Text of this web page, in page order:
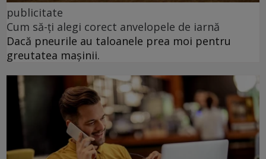
publicitate
Cum să-ți alegi corect anvelopele de iarnă
Dacă pneurile au taloanele prea moi pentru
greutatea mașinii.